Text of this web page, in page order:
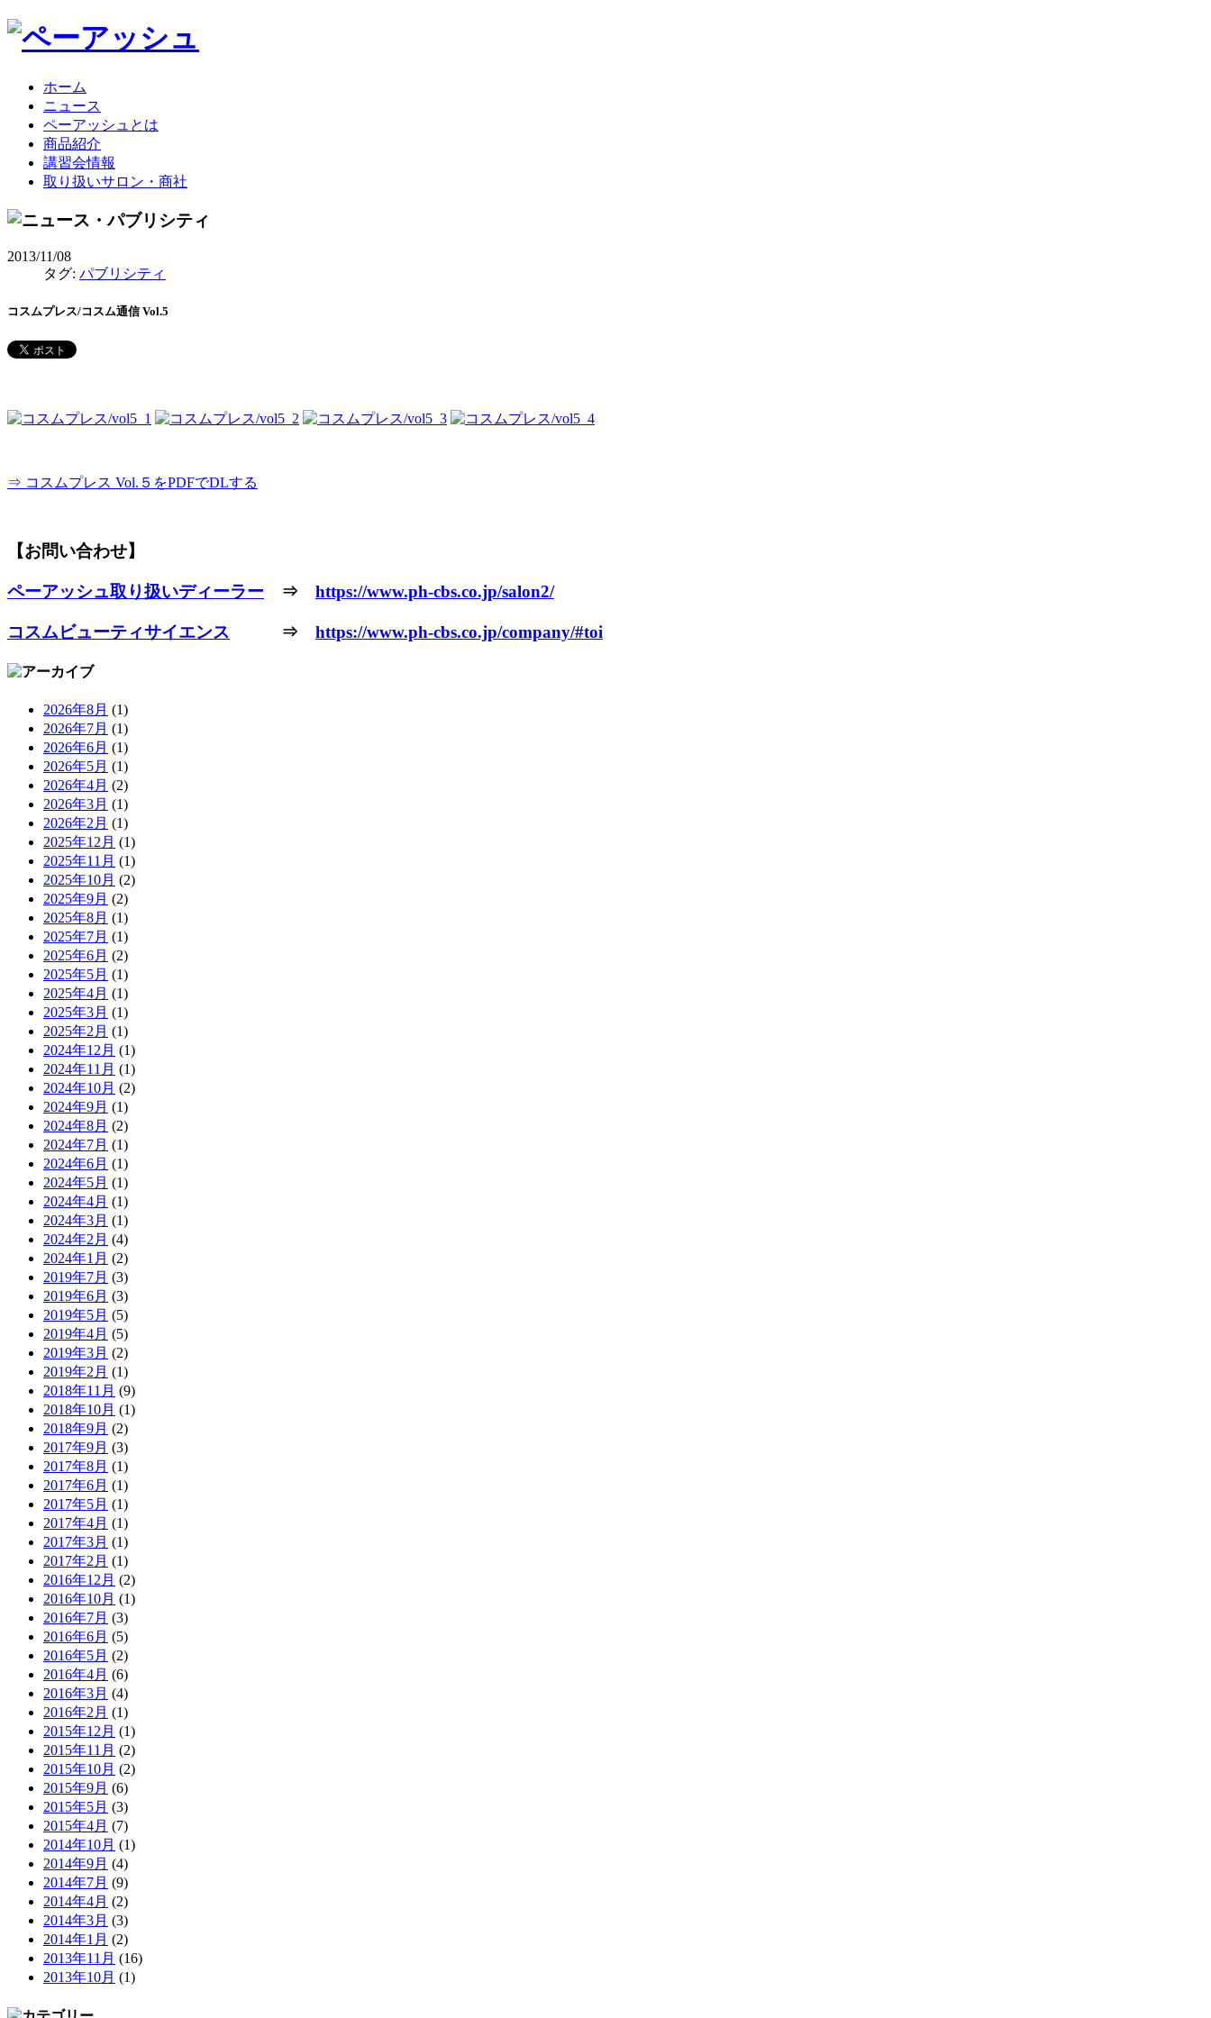
ホーム
ニュース
ペーアッシュとは
商品紹介
講習会情報
取り扱いサロン・商社
2013/11/08
タグ: パブリシティ
コスムプレス/コスム通信 Vol.5
⇒ コスムプレス Vol.５をPDFでDLする
【お問い合わせ】
ペーアッシュ取り扱いディーラー ⇒ https://www.ph-cbs.co.jp/salon2/
コスムビューティサイエンス ⇒ https://www.ph-cbs.co.jp/company/#toi
2026年8月 (1)
2026年7月 (1)
2026年6月 (1)
2026年5月 (1)
2026年4月 (2)
2026年3月 (1)
2026年2月 (1)
2025年12月 (1)
2025年11月 (1)
2025年10月 (2)
2025年9月 (2)
2025年8月 (1)
2025年7月 (1)
2025年6月 (2)
2025年5月 (1)
2025年4月 (1)
2025年3月 (1)
2025年2月 (1)
2024年12月 (1)
2024年11月 (1)
2024年10月 (2)
2024年9月 (1)
2024年8月 (2)
2024年7月 (1)
2024年6月 (1)
2024年5月 (1)
2024年4月 (1)
2024年3月 (1)
2024年2月 (4)
2024年1月 (2)
2019年7月 (3)
2019年6月 (3)
2019年5月 (5)
2019年4月 (5)
2019年3月 (2)
2019年2月 (1)
2018年11月 (9)
2018年10月 (1)
2018年9月 (2)
2017年9月 (3)
2017年8月 (1)
2017年6月 (1)
2017年5月 (1)
2017年4月 (1)
2017年3月 (1)
2017年2月 (1)
2016年12月 (2)
2016年10月 (1)
2016年7月 (3)
2016年6月 (5)
2016年5月 (2)
2016年4月 (6)
2016年3月 (4)
2016年2月 (1)
2015年12月 (1)
2015年11月 (2)
2015年10月 (2)
2015年9月 (6)
2015年5月 (3)
2015年4月 (7)
2014年10月 (1)
2014年9月 (4)
2014年7月 (9)
2014年4月 (2)
2014年3月 (3)
2014年1月 (2)
2013年11月 (16)
2013年10月 (1)